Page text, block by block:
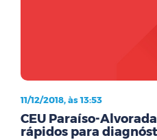
11/12/2018, às 13:53
CEU Paraíso-
rápidos para